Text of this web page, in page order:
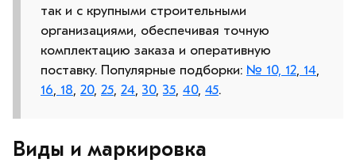
так и с крупными строительными
организациями, обеспечивая точную
комплектацию заказа и оперативную
поставку. Популярные подборки: № 10, 12, 14,
16, 18, 20, 25, 24, 30, 35, 40, 45.
Виды и маркировка